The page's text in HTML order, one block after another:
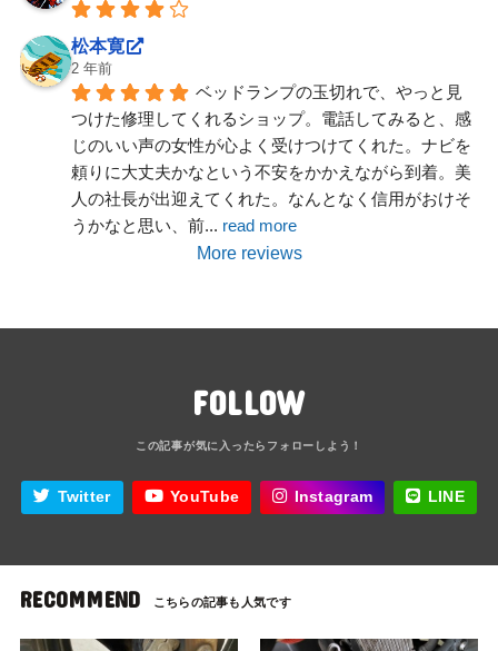
松本寛
2 年前
ベッドランプの玉切れで、やっと見
つけた修理してくれるショップ。電話してみると、感
じのいい声の女性が心よく受けつけてくれた。ナビを
頼りに大丈夫かなという不安をかかえながら到着。美
人の社長が出迎えてくれた。なんとなく信用がおけそ
うかなと思い、前... read more
More reviews
FOLLOW
Twitter YouTube Instagram LINE
RECOMMEND